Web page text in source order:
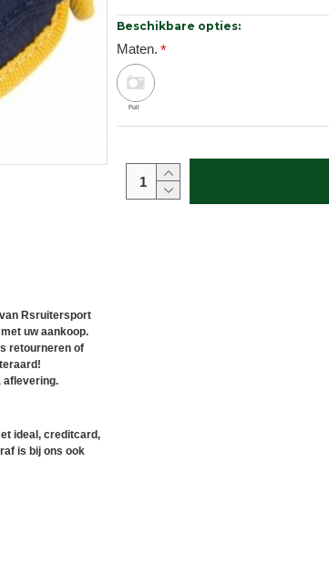
Rsruitersport
uw aankoop.
retourneren of
aflevering.
ideal, creditcard,
is bij ons ook
Beschikbare opties:
Maten.
Full